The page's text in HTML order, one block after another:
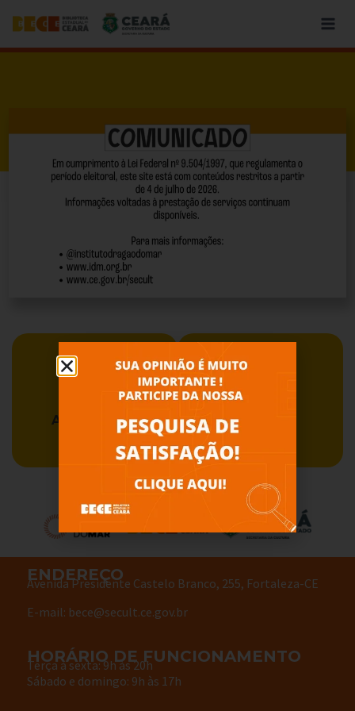
Acervo BECE Serviços
ENDEREÇO
Avenida Presidente Castelo Branco, 255, Fortaleza-CE
E-mail: bece@secult.ce.gov.br
HORÁRIO DE FUNCIONAMENTO
Terça à sexta: 9h às 20h
Sábado e domingo: 9h às 17h